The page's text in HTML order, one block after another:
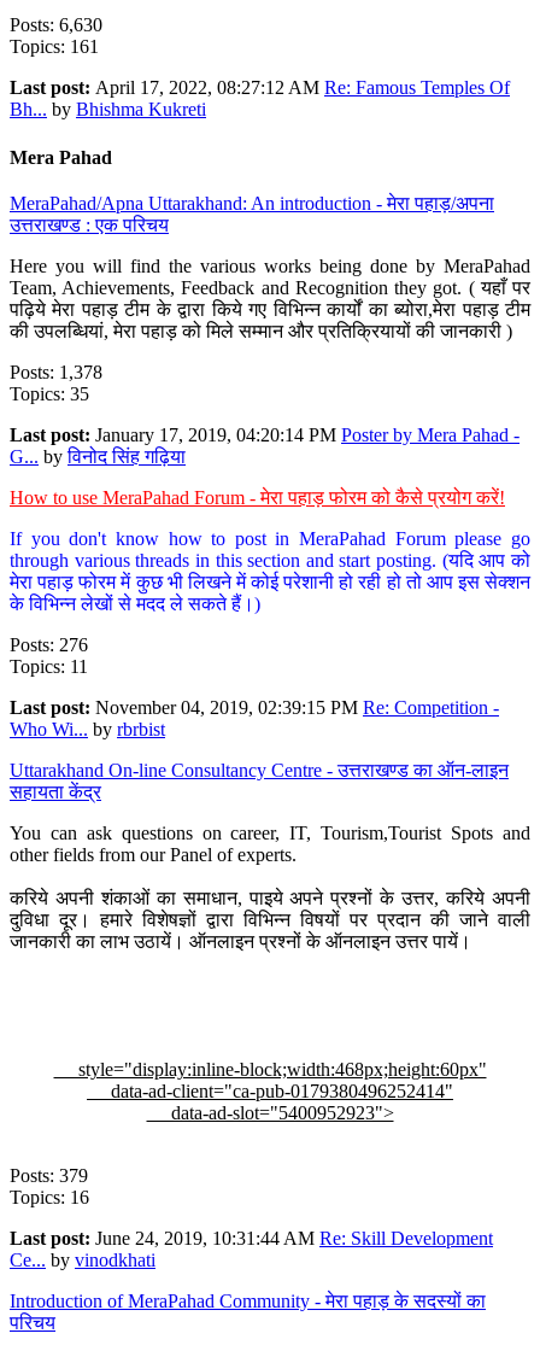
Posts: 6,630
Topics: 161
Last post: April 17, 2022, 08:27:12 AM Re: Famous Temples Of
Bh... by Bhishma Kukreti
Mera Pahad
MeraPahad/Apna Uttarakhand: An introduction - मेरा पहाड़/अपना
उत्तराखण्ड : एक परिचय
Here you will find the various works being done by MeraPahad
Team, Achievements, Feedback and Recognition they got. ( यहाँ पर
पढ़िये मेरा पहाड़ टीम के द्वारा किये गए विभिन्न कार्यों का ब्योरा,मेरा पहाड़ टीम
की उपलब्धियां, मेरा पहाड़ को मिले सम्मान और प्रतिक्रियायों की जानकारी )
Posts: 1,378
Topics: 35
Last post: January 17, 2019, 04:20:14 PM Poster by Mera Pahad -
G... byविनोद सिंह गढ़िया
How to use MeraPahad Forum - मेरा पहाड़ फोरम को कैसे प्रयोग करें!
If you don't know how to post in MeraPahad Forum please go
through various threads in this section and start posting. (यदि आप को
मेरा पहाड़ फोरम में कुछ भी लिखने में कोई परेशानी हो रही हो तो आप इस सेक्शन
के विभिन्न लेखों से मदद ले सकते हैं।)
Posts: 276
Topics: 11
Last post: November 04, 2019, 02:39:15 PM Re: Competition -
Who Wi... by rbrbist
Uttarakhand On-line Consultancy Centre - उत्तराखण्ड का ऑन-लाइन
सहायता केंद्र
You can ask questions on career, IT, Tourism,Tourist Spots and
other fields from our Panel of experts.
करिये अपनी शंकाओं का समाधान, पाइये अपने प्रश्नों के उत्तर, करिये अपनी
दुविधा दूर। हमारे विशेषज्ञों द्वारा विभिन्न विषयों पर प्रदान की जाने वाली
जानकारी का लाभ उठायें। ऑनलाइन प्रश्नों के ऑनलाइन उत्तर पायें।
style="display:inline-block;width:468px;height:60px"
data-ad-client="ca-pub-0179380496252414"
data-ad-slot="5400952923">
Posts: 379
Topics: 16
Last post: June 24, 2019, 10:31:44 AM Re: Skill Development
Ce... by vinodkhati
Introduction of MeraPahad Community - मेरा पहाड़ के सदस्यों का
परिचय